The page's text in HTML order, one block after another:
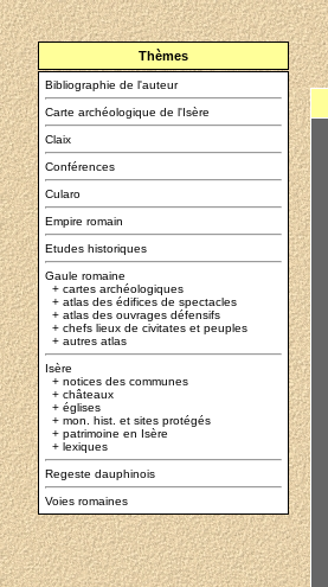
Thèmes
Bibliographie de l'auteur
Carte archéologique de l'Isère
Claix
Conférences
Cularo
Empire romain
Etudes historiques
Gaule romaine
+ cartes archéologiques
+ atlas des édifices de spectacles
+ atlas des ouvrages défensifs
+ chefs lieux de civitates et peuples
+ autres atlas
Isère
+ notices des communes
+ châteaux
+ églises
+ mon. hist. et sites protégés
+ patrimoine en Isère
+ lexiques
Regeste dauphinois
Voies romaines